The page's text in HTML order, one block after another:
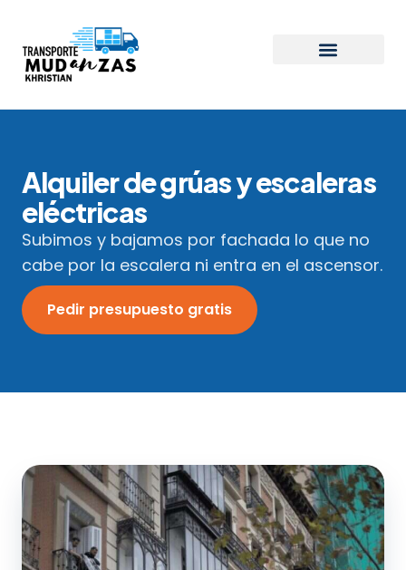
Alquiler de grúas y escaleras
eléctricas
Subimos y bajamos por fachada lo que no
cabe por la escalera ni entra en el ascensor.
Pedir presupuesto gratis